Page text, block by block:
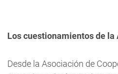
Los cuestionamientos de la
Desde la Asociación de